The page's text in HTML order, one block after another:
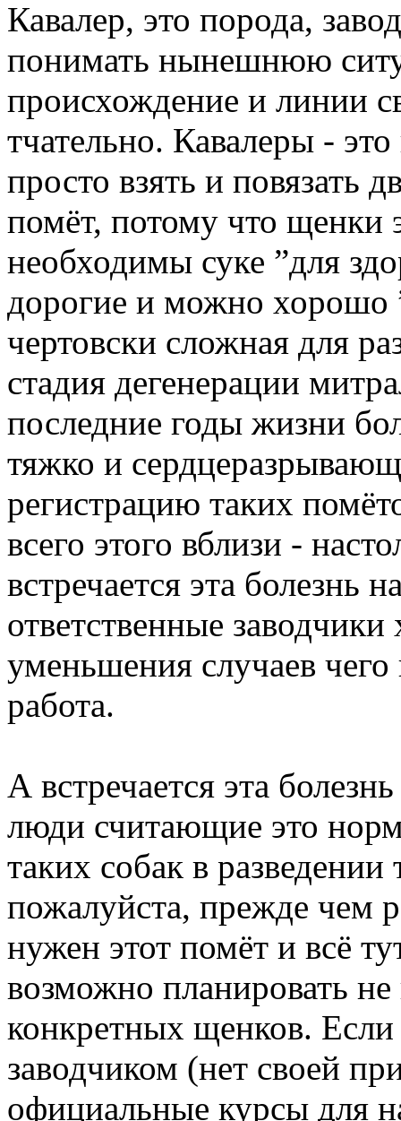
Кавалер, это порода,
понимать нынешнюю
происхождение и линии
тчательно. Кавалеры -
просто взять и повязать
помёт, потому что щенки
необходимы суке ”для
дорогие и можно хорошо
чертовски сложная для
стадия дегенерации
последние годы жизни
тяжко и
регистрацию таких
всего этого вблизи -
встречается эта болезнь
ответственные
уменьшения случаев
работа.
А встречается эта
люди считающие это
таких собак в
пожалуйста, прежде чем
нужен этот помёт и всё
возможно планировать
конкретных щенков. Если
заводчиком (нет своей
официальные курсы для